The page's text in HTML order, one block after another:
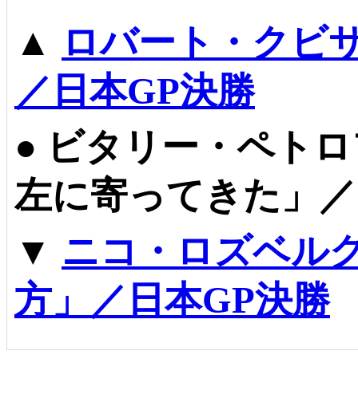
▲ ロバート・クビ
／日本GP決勝
● ビタリー・ペト
左に寄ってきた」
▼ ニコ・ロズベル
方」／日本GP決勝